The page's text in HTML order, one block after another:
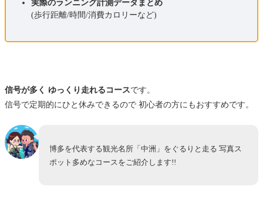
実際のランニング計測データまとめ
(歩行距離/時間/消費カロリーなど)
信号が多く ゆっくり走れるコースです。
信号で定期的にひと休みできるので 初心者の方にもおすすめです。
博多を代表する観光名所「中洲」をぐるりと走る 写真ス
ポット多めなコースをご紹介します!!